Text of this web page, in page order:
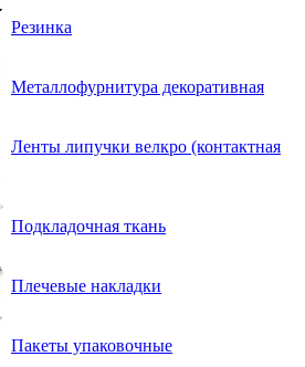
Резинка
Металлофурнитура декоративная
Ленты липучки велкро (контактная
Подкладочная ткань
Плечевые накладки
Пакеты упаковочные